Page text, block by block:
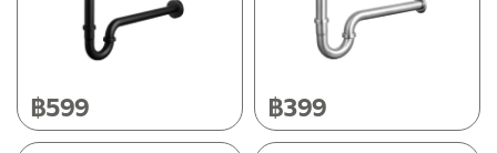
Best Seller สินค้าขายดี
สถานะสินค้าขายปกติ(15)
฿599 ฿399